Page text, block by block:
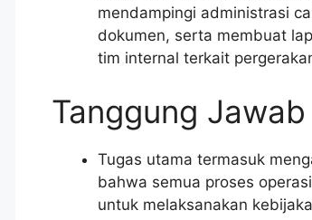
mendampingi administrasi
dokumen, serta membuat
tim internal terkait
Tanggung Jawab
Tugas utama termasuk
bahwa semua proses
untuk melaksanakan